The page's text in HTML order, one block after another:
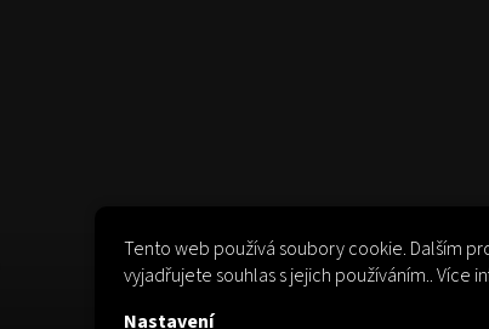
Tento web používá soubory cookie. Dalším
vyjadřujete souhlas s jejich používáním.. Více
Nastavení